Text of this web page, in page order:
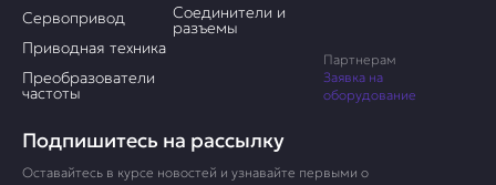
Подпишитесь на рассылку
Оставайтесь в курсе новостей и узнавайте первыми о
Сервопривод
Приводная техника
Преобразователи
частоты
Соединители и
разъемы
Партнерам
Заявка на
оборудование